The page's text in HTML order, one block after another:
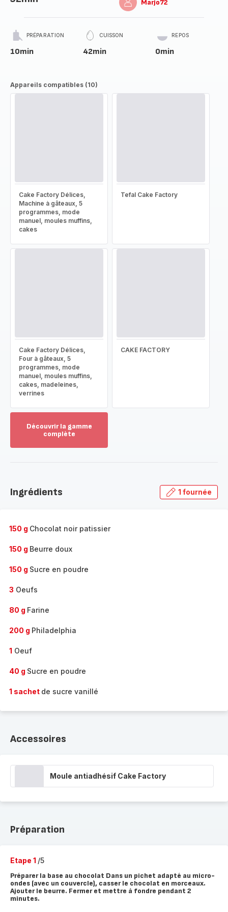
Marjo72
PRÉPARATION
10min
CUISSON
42min
REPOS
0min
Appareils compatibles (10)
Cake Factory Délices,
Machine à gâteaux, 5
programmes, mode
manuel, moules muffins,
cakes
Tefal Cake Factory
Cake Factory Délices,
Four à gâteaux, 5
programmes, mode
manuel, moules muffins,
cakes, madeleines,
verrines
CAKE FACTORY
Découvrir la gamme
complète
gamme
Ingrédients 1 fournée
150 g Chocolat noir patissier
150 g Beurre doux
150 g Sucre en poudre
3 Oeufs
80 g Farine
200 g Philadelphia
1 Oeuf
40 g Sucre en poudre
1 sachet de sucre vanillé
Accessoires
Moule antiadhésif Cake Factory
Préparation
Etape 1 /5
Préparer la base au chocolat Dans un pichet adapté au micro-
ondes (avec un couvercle), casser le chocolat en morceaux.
Ajouter le beurre. Fermer et mettre à fondre pendant 2
minutes.